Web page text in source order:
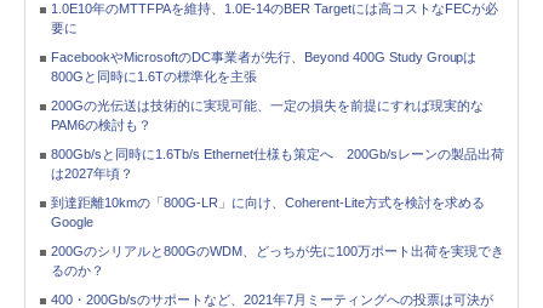
1.0E10年のMTTFPAを維持、1.0E-14のBER Targetには高コストなFECが必
要に
FacebookやMicrosoftのDC事業者が先行、Beyond 400G Study Groupは
800Gと同時に1.6Tの標準化を主張
200Gの光伝送は技術的に実現可能、一定の損失を前提にすれば現実的な
PAM6の検討も？
800Gb/sと同時に1.6Tb/s Ethernet仕様も策定へ 200Gb/sレーンの製品出荷
は2027年頃？
到達距離10kmの「800G-LR」に向け、Coherent-Lite方式を検討を求める
Google
200Gのシリアルと800GのWDM、どっちが先に100万ポート出荷を実現でき
るのか？
400・200Gb/sのサポートなど、2021年7月ミーティングへの投票は可決が